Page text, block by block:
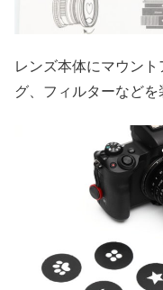
レンズ本体にマウン
グ、フィルターなどを